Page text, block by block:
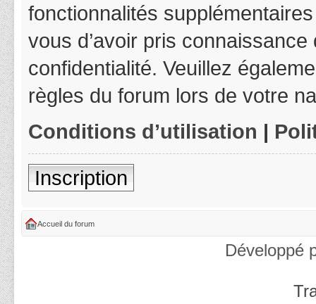
fonctionnalités
vous d’avoir pris
confidentialité. Veuillez
règles du forum lors de votre
Conditions d’utilisation |
Inscription
Accueil du forum
Développé